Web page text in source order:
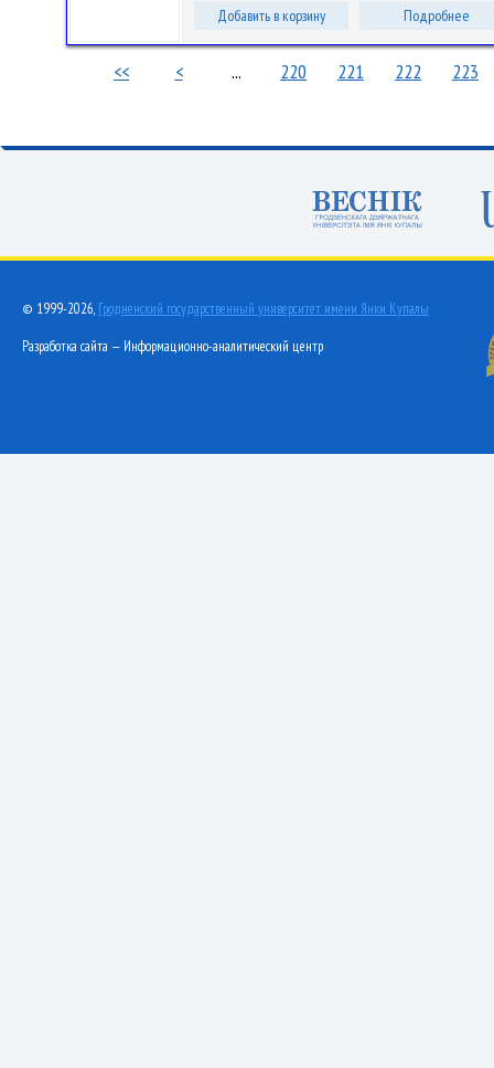
Добавить в корзину Подробнее
<< < ... 220 221 222 223
© 1999-2026, Гродненский государственный университет имени Янки Купалы
Разработка сайта — Информационно-аналитический центр